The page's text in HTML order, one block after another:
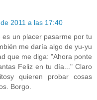
2011 a las 17:40
es un placer pasarme por tu
me daría algo de yu-yu
que me diga: "Ahora ponte
Feliz en tu día..." Claro
quieren probar cosas
Borgo.